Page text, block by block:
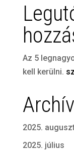
Az 5
kell kerülni.
2025.
2025. július